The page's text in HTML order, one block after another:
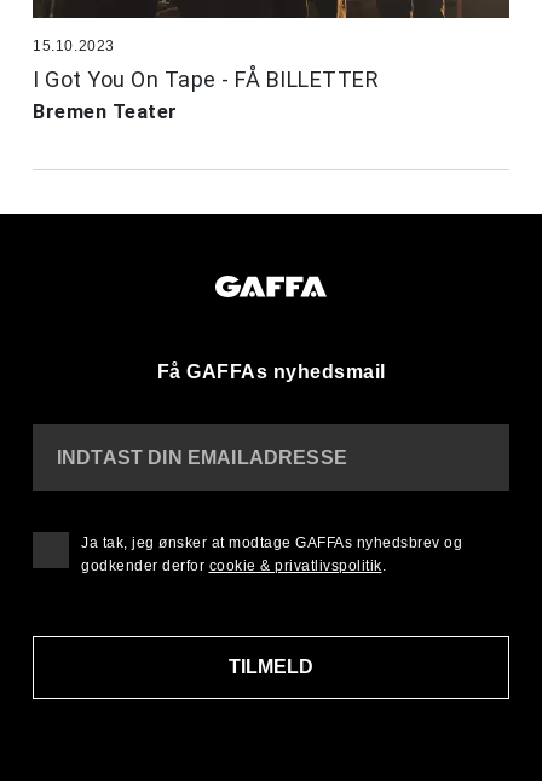
15.10.2023
I Got You On Tape - FÅ BILLETTER
Bremen Teater
Få GAFFAs nyhedsmail
INDTAST DIN EMAILADRESSE
TILMELD
Ja tak, jeg ønsker at modtage GAFFAs nyhedsbrev og
godkender derfor cookie & privatlivspolitik.